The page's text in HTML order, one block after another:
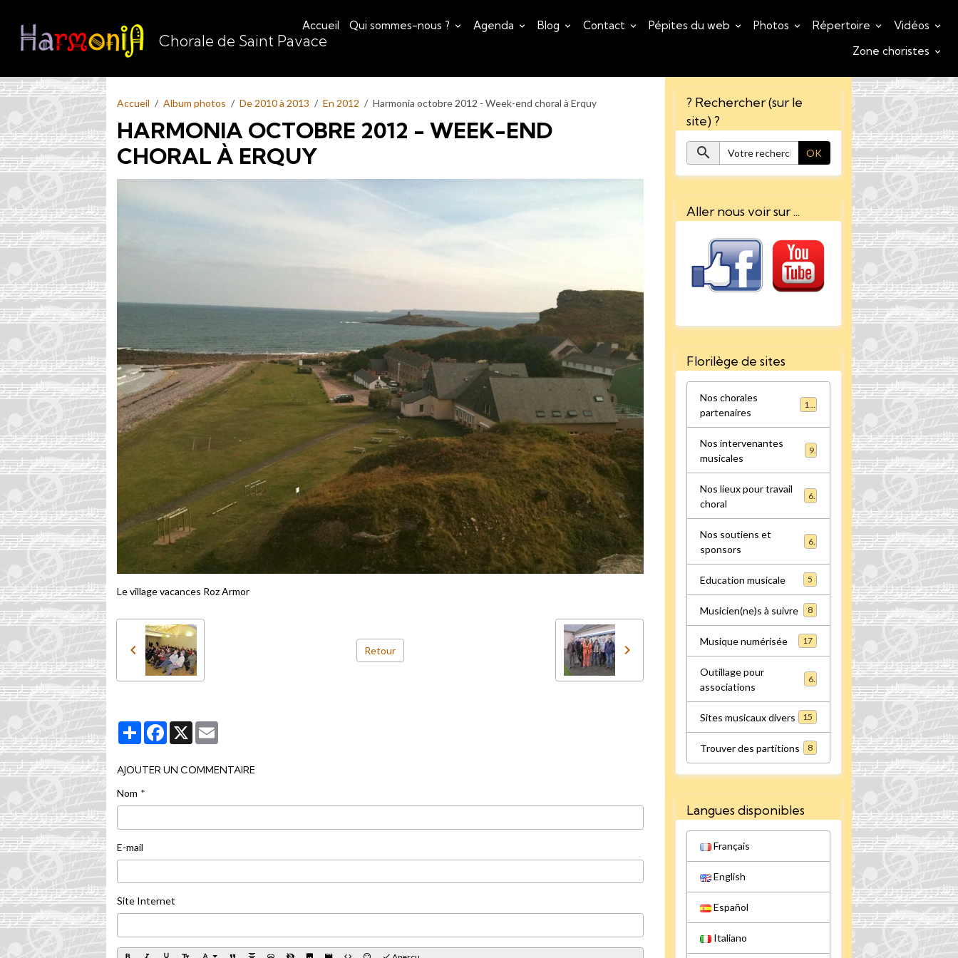
Chorale de Saint Pavace
Accueil Qui sommes-nous ? Agenda Blog Contact Pépites du web Photos Répertoire
Vidéos
Zone choristes
Accueil Album photos De 2010 à 2013 En 2012 Harmonia octobre 2012 - Week-end choral à Erquy
HARMONIA OCTOBRE 2012 - WEEK-END
CHORAL À ERQUY
Le village vacances Roz Armor
Retour
PartagerFacebook
X
AJOUTER UN COMMENTAIRE
Nom
E-mail
Site Internet
? Rechercher (sur le
site) ?
OK
Aller nous voir sur ...
Florilège de sites
Nos chorales
partenaires
Nos intervenantes
musicales
9
Nos lieux pour travail
choral
Nos soutiens et
sponsors
6
Education musicale 5
Musicien(ne)s à suivre 8
Musique numérisée 17
Outillage pour
associations
Sites musicaux divers 15
Trouver des partitions 8
Langues disponibles
Français
English
Español
Italiano